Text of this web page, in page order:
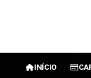
INÍCIO